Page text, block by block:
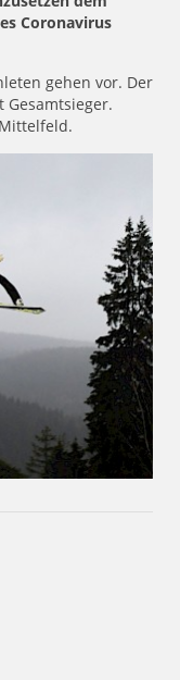
Coronavirus
gehen vor. Der